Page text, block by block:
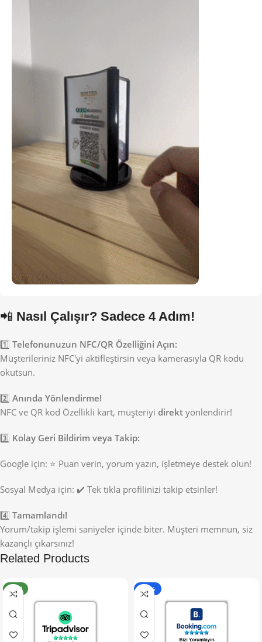
📲 Nasıl Çalışır? Sadece 4 Adım!
1️⃣ Telefonunuzun NFC/QR Özelliğini Açın:
Müşterileriniz NFC'yi aktifleştirsin veya kamerasıyla QR kodu
okutsun.
2️⃣ Anında Yönlendirme!
NFC ve QR kod Özellikli kart, müşteriyi direkt yönlendirir!
3️⃣ Kolay Geri Bildirim veya Takip:
Google için: ⭐ Puan verin, yorum yazın, işletmeye destek olun!
Sosyal Medya için: ✔️ Tek tıkla profilinizi takip etsinler!
4️⃣ Tamamlandı!
Yorum/takip işlemi saniyeler içinde biter. Müşteri memnun, siz
kazançlı çıkarsınız!
Related Products
YENI - 50%